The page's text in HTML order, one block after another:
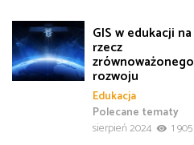
GIS w edukacji na
rzecz
zrównoważonego
rozwoju
Edukacja
Polecane tematy
sierpień 2024
1 905